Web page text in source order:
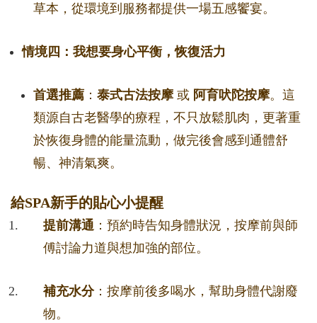
草本，從環境到服務都提供一場五感饗宴。
情境四：我想要身心平衡，恢復活力
首選推薦 ： 泰式古法按摩或 阿育吠陀按摩。這
類源自古老醫學的療程，不只放鬆肌肉，更著重
於恢復身體的能量流動，做完後會感到通體舒
暢、神清氣爽。
給SPA新手的貼心小提醒
提前溝通 ：預約時告知身體狀況，按摩前與師
傅討論力道與想加強的部位。
補充水分：按摩前後多喝水，幫助身體代謝廢
物。